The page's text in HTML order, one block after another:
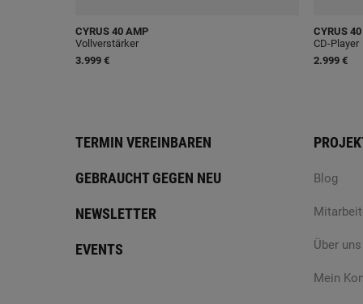
CYRUS 40 AMP
Vollverstärker
3.999 €
CYRUS 40
CD-Player
2.999 €
TERMIN VEREINBAREN
GEBRAUCHT GEGEN NEU
NEWSLETTER
EVENTS
Blog
Über uns
Mein